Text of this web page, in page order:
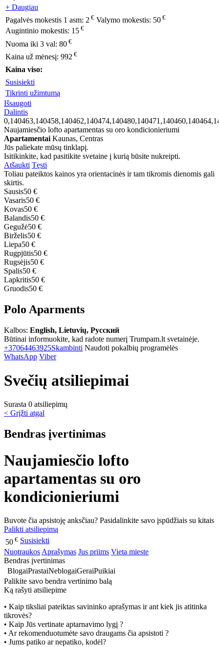
+ Daugiau
Pagalvės mokestis 1 asm: 2 € Valymo mokestis: 50 €
Augintinio mokestis: 15 €
Nuoma iki 3 val: 80 €
Kaina už mėnesį: 992 €
Kaina viso:
Susisiekti
Tikrinti užimtumą
Išsaugoti
Dalintis
Naujamiesčio lofto apartamentas su oro kondicionieriumi
Apartamentai Kaunas, Centras
Jūs paliekate mūsų tinklapį.
Isitikinkite, kad pasitikite svetaine į kurią būsite nukreipti.
Atšaukti Tęsti
Toliau pateiktos kainos yra orientacinės ir tam tikromis dienomis gali
skirtis.
Sausis50 €
Vasaris50 €
Kovas50 €
Balandis50 €
Gegužė50 €
Birželis50 €
Liepa50 €
Rugpjūtis50 €
Rugsėjis50 €
Spalis50 €
Lapkritis50 €
Gruodis50 €
Polo Aparments
Kalbos: English, Lietuvių, Русский
Būtinai informuokite, kad radote numerį Trumpam.lt svetainėje.
+37064463925Skambinti Naudoti pokalbių programėlės
WhatsApp Viber
Svečių atsiliepimai
Surasta 0 atsiliepimų
< Grįžti atgal
Bendras įvertinimas
Naujamiesčio lofto
apartamentas su oro
kondicionieriumi
Buvote čia apsistoję anksčiau? Pasidalinkite savo įspūdžiais su kitais
Palikti atsiliepimą
50 € Susisiekti
Nuotraukos Aprašymas Jus priims Vieta mieste
Bendras įvertinimas
BlogaiPrastaiNeblogaiGeraiPuikiai
Palikite savo bendra vertinimo balą
Ką rašyti atsiliepime
• Kaip tiksliai pateiktas savininko aprašymas ir ant kiek jis atitinka
tikrovės?
• Kaip Jūs vertinate aptarnavimo lygį ?
• Ar rekomenduotumėte savo draugams čia apsistoti ?
• Jums patiko ar nepatiko, kodėl?